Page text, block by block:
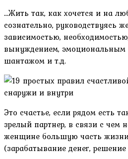
…Жить так, как хочется и на
сознательно, руководствуясь
зависимостью,
вынуждением,
шантажом и т.д.
Это счастье, если рядом есть
зрелый партнер, в связи с чем
женщине большую часть жизни
(зарабатывание денег,